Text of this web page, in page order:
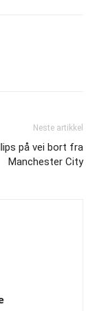
Neste artikkel
på vei bort fra
Manchester City